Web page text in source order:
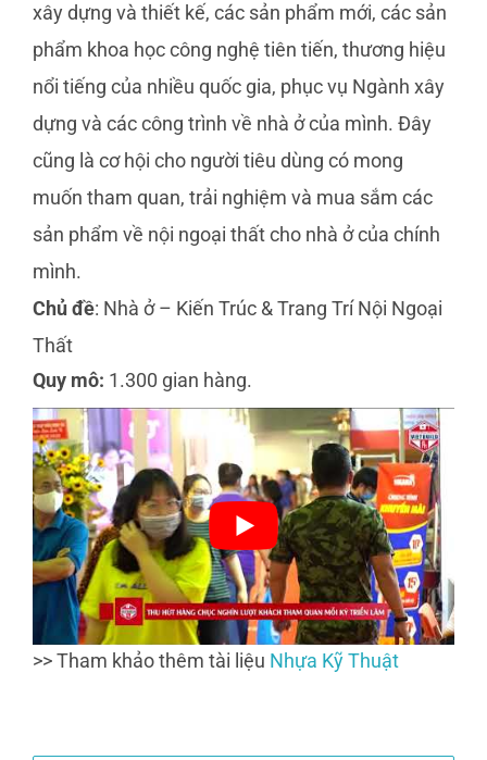
xây dựng và thiết kế, các sản phẩm mới, các sản
phẩm khoa học công nghệ tiên tiến, thương hiệu
nổi tiếng của nhiều quốc gia, phục vụ Ngành xây
dựng và các công trình về nhà ở của mình. Đây
cũng là cơ hội cho người tiêu dùng có mong
muốn tham quan, trải nghiệm và mua sắm các
sản phẩm về nội ngoại thất cho nhà ở của chính
mình.
Chủ đề: Nhà ở – Kiến Trúc & Trang Trí Nội Ngoại
Thất
Quy mô: 1.300 gian hàng.
>> Tham khảo thêm tài liệu Nhựa Kỹ Thuật